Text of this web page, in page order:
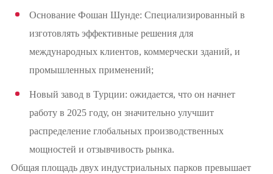
Основание Фошан Шунде: Специализированный в
изготовлять эффективные решения для
международных клиентов, коммерчески зданий, и
промышленных применений;
Новый завод в Турции: ожидается, что он начнет
работу в 2025 году, он значительно улучшит
распределение глобальных производственных
мощностей и отзывчивость рынка.
Общая площадь двух индустриальных парков превышает